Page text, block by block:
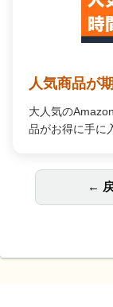
人気商品が
大人気の
品がお得に手に
←